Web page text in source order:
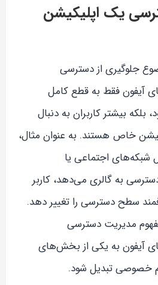
یک اپلیکیشن
جلوگیری از دسترسی
آیفون فقط به قطع کامل
بیشتر کاربران به دنبال
خاص هستند. به عنوان مثال،
شبکه‌های اجتماعی یا
به گالری می‌دهد، کاربر
سطح دسترسی را تغییر دهد.
مدیریت دسترسی
آیفون به یکی از بخش‌های
خصوصی تبدیل شود.